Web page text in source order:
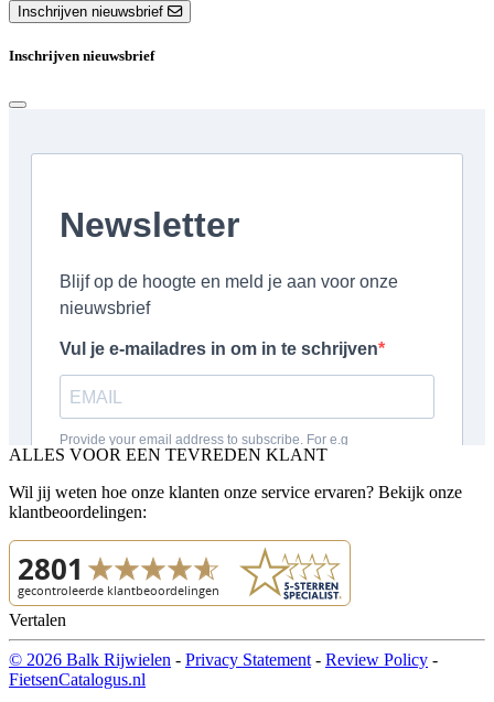
Inschrijven nieuwsbrief
Inschrijven nieuwsbrief
ALLES VOOR EEN TEVREDEN KLANT
Wil jij weten hoe onze klanten onze service ervaren? Bekijk onze
klantbeoordelingen:
Vertalen
© 2026 Balk Rijwielen - Privacy Statement - Review Policy -
FietsenCatalogus.nl